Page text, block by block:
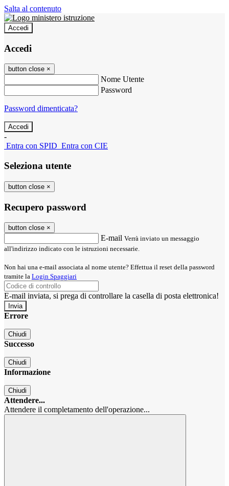
Salta al contenuto
Accedi
Accedi
button close ×
Nome Utente
Password
Password dimenticata?
-
Entra con SPID Entra con CIE
Seleziona utente
button close ×
Recupero password
button close ×
E-mail Verrà inviato un messaggio
all'indirizzo indicato con le istruzioni necessarie.
Non hai una e-mail associata al nome utente? Effettua il reset della password
tramite la Login Spaggiari
E-mail inviata, si prega di controllare la casella di posta elettronica!
Errore
Chiudi
Successo
Chiudi
Informazione
Chiudi
Attendere...
Attendere il completamento dell'operazione...